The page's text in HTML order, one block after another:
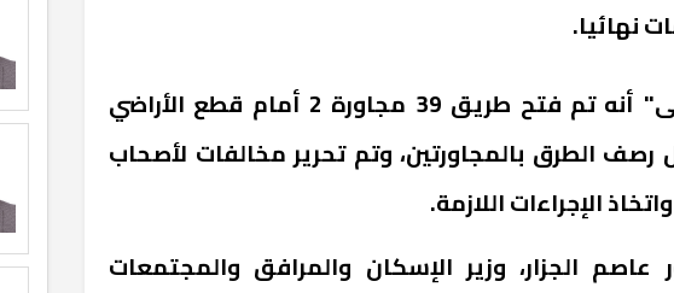
نهائيا.
وأضاف "مصطفى" أنه تم فتح طريق 39 مجاورة 2 أمام قطع الأراضي
الطرق بالمجاورتين، وتم تحرير مخالفات لأصحاب
الإجراءات اللازمة.
عاصم الجزار، وزير الإسكان والمرافق والمجتمعات